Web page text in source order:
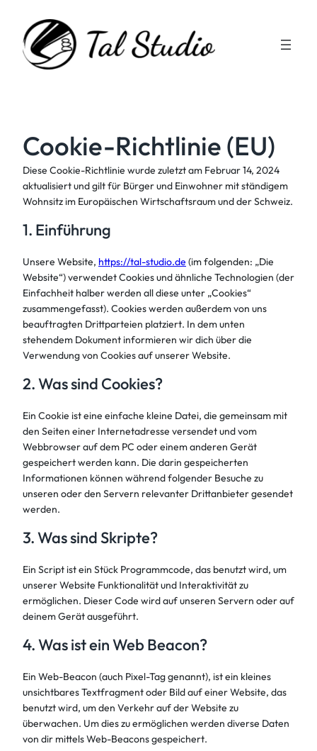
Inhalt
springen
Cookie-Richtlinie (EU)
Diese Cookie-Richtlinie wurde zuletzt am Februar 14, 2024
aktualisiert und gilt für Bürger und Einwohner mit ständigem
Wohnsitz im Europäischen Wirtschaftsraum und der Schweiz.
1. Einführung
Unsere Website, https://tal-studio.de (im folgenden: „Die
Website“) verwendet Cookies und ähnliche Technologien (der
Einfachheit halber werden all diese unter „Cookies“
zusammengefasst). Cookies werden außerdem von uns
beauftragten Drittparteien platziert. In dem unten
stehendem Dokument informieren wir dich über die
Verwendung von Cookies auf unserer Website.
2. Was sind Cookies?
Ein Cookie ist eine einfache kleine Datei, die gemeinsam mit
den Seiten einer Internetadresse versendet und vom
Webbrowser auf dem PC oder einem anderen Gerät
gespeichert werden kann. Die darin gespeicherten
Informationen können während folgender Besuche zu
unseren oder den Servern relevanter Drittanbieter gesendet
werden.
3. Was sind Skripte?
Ein Script ist ein Stück Programmcode, das benutzt wird, um
unserer Website Funktionalität und Interaktivität zu
ermöglichen. Dieser Code wird auf unseren Servern oder auf
deinem Gerät ausgeführt.
4. Was ist ein Web Beacon?
Ein Web-Beacon (auch Pixel-Tag genannt), ist ein kleines
unsichtbares Textfragment oder Bild auf einer Website, das
benutzt wird, um den Verkehr auf der Website zu
überwachen. Um dies zu ermöglichen werden diverse Daten
von dir mittels Web-Beacons gespeichert.